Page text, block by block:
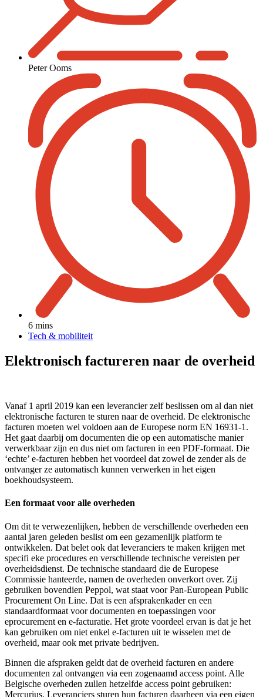
Peter Ooms
6 mins
Tech & mobiliteit
Elektronisch factureren naar de overheid
Vanaf 1 april 2019 kan een leverancier zelf beslissen om al dan niet
elektronische facturen te sturen naar de overheid. De elektronische
facturen moeten wel voldoen aan de Europese norm EN 16931-1.
Het gaat daarbij om documenten die op een automatische manier
verwerkbaar zijn en dus niet om facturen in een PDF-formaat. Die
‘echte’ e-facturen hebben het voordeel dat zowel de zender als de
ontvanger ze automatisch kunnen verwerken in het eigen
boekhoudsysteem.
Een formaat voor alle overheden
Om dit te verwezenlijken, hebben de verschillende overheden een
aantal jaren geleden beslist om een gezamenlijk platform te
ontwikkelen. Dat belet ook dat leveranciers te maken krijgen met
specifi eke procedures en verschillende technische vereisten per
overheidsdienst. De technische standaard die de Europese
Commissie hanteerde, namen de overheden onverkort over. Zij
gebruiken bovendien Peppol, wat staat voor Pan-European Public
Procurement On Line. Dat is een afsprakenkader en een
standaardformaat voor documenten en toepassingen voor
eprocurement en e-facturatie. Het grote voordeel ervan is dat je het
kan gebruiken om niet enkel e-facturen uit te wisselen met de
overheid, maar ook met private bedrijven.
Binnen die afspraken geldt dat de overheid facturen en andere
documenten zal ontvangen via een zogenaamd access point. Alle
Belgische overheden zullen hetzelfde access point gebruiken:
Mercurius. Leveranciers sturen hun facturen daarheen via een eigen